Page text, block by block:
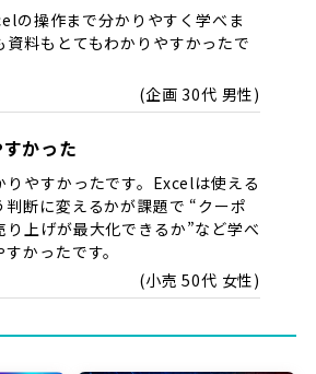
の操作まで分かりやすく学べま
資料もとてもわかりやすかったで
企画 30代 男性
かった
りやすかったです。Excelは使える
判断に変えるかが課題で “クーポ
り上げが最大化できるか”など学べ
かったです。
小売 50代 女性